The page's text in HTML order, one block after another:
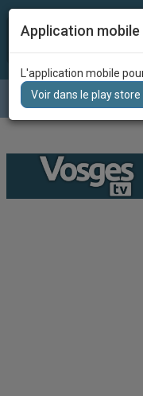
Le journal
Application mobile
L'application mobile
Voir dans le play store